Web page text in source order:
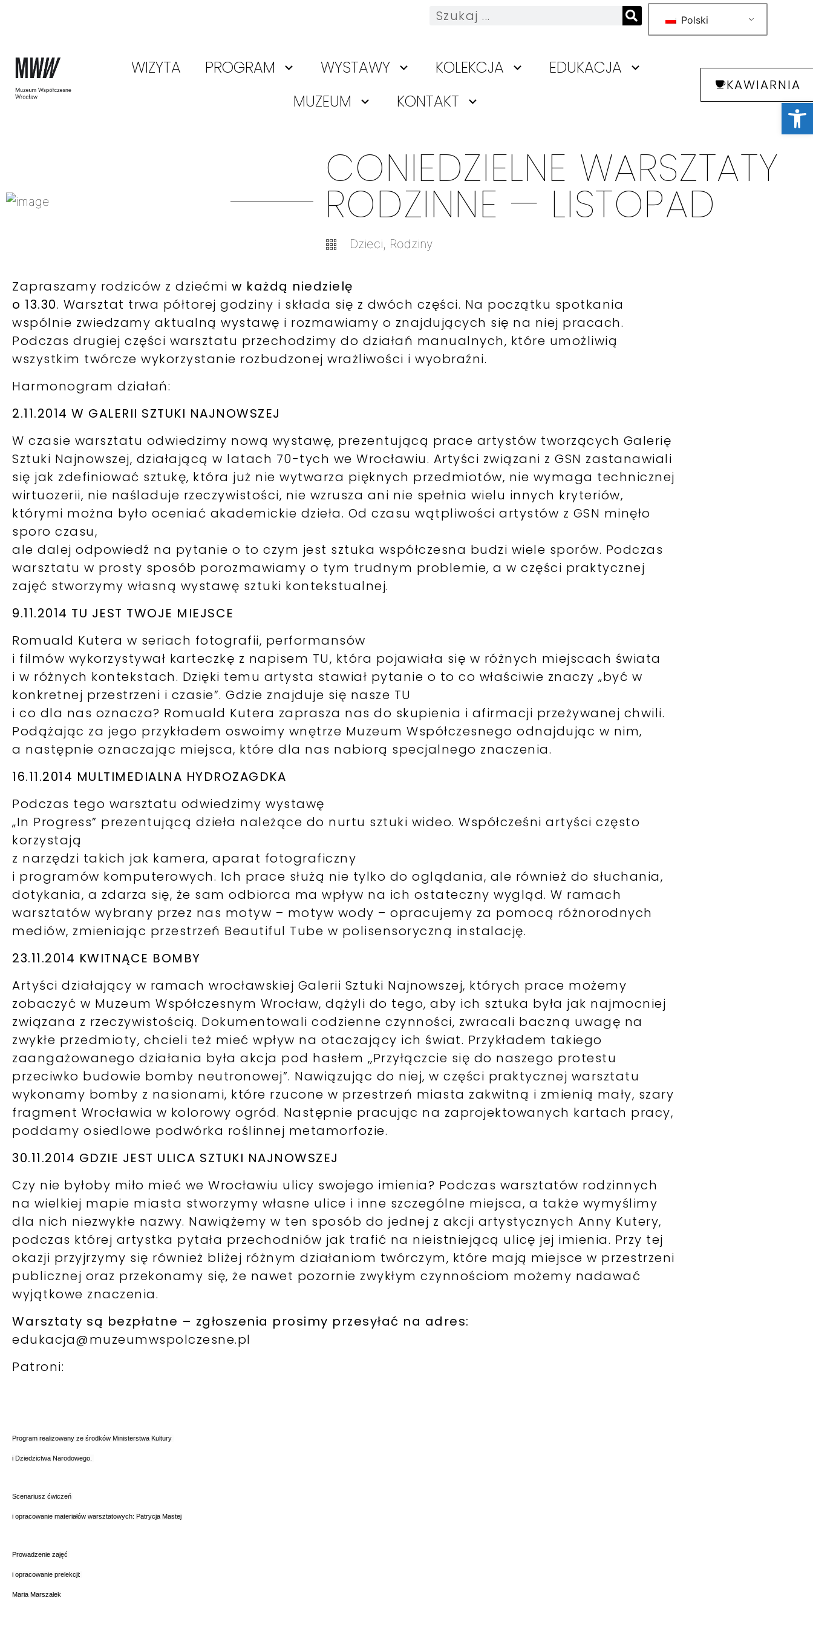
Polski
WIZYTA PROGRAM WYSTAWY KOLEKCJA
EDUKACJA
MUZEUM
KONTAKT
KAWIARNIA
CONIEDZIELNE WARSZTATY
RODZINNE — LISTOPAD
Dzieci, Rodziny
Zapraszamy rodziców z dziećmi w każdą niedzielę
o 13.30. Warsztat trwa półtorej godziny i składa się z dwóch części. Na początku spotkania
wspólnie zwiedzamy aktualną wystawę i rozmawiamy o znajdujących się na niej pracach.
Podczas drugiej części warsztatu przechodzimy do działań manualnych, które umożliwią
wszystkim twórcze wykorzystanie rozbudzonej wrażliwości i wyobraźni.
Harmonogram działań:
2.11.2014 W GALERII SZTUKI NAJNOWSZEJ
W czasie warsztatu odwiedzimy nową wystawę, prezentującą prace artystów tworzących Galerię
Sztuki Najnowszej, działającą w latach 70-tych we Wrocławiu. Artyści związani z GSN zastanawiali
się jak zdefiniować sztukę, która już nie wytwarza pięknych przedmiotów, nie wymaga technicznej
wirtuozerii, nie naśladuje rzeczywistości, nie wzrusza ani nie spełnia wielu innych kryteriów,
którymi można było oceniać akademickie dzieła. Od czasu wątpliwości artystów z GSN minęło
sporo czasu,
ale dalej odpowiedź na pytanie o to czym jest sztuka współczesna budzi wiele sporów. Podczas
warsztatu w prosty sposób porozmawiamy o tym trudnym problemie, a w części praktycznej
zajęć stworzymy własną wystawę sztuki kontekstualnej.
9.11.2014 TU JEST TWOJE MIEJSCE
Romuald Kutera w seriach fotografii, performansów
i filmów wykorzystywał karteczkę z napisem TU, która pojawiała się w różnych miejscach świata
i w różnych kontekstach. Dzięki temu artysta stawiał pytanie o to co właściwie znaczy „być w
konkretnej przestrzeni i czasie”. Gdzie znajduje się nasze TU
i co dla nas oznacza? Romuald Kutera zaprasza nas do skupienia i afirmacji przeżywanej chwili.
Podążając za jego przykładem oswoimy wnętrze Muzeum Współczesnego odnajdując w nim,
a następnie oznaczając miejsca, które dla nas nabiorą specjalnego znaczenia.
16.11.2014 MULTIMEDIALNA HYDROZAGDKA
Podczas tego warsztatu odwiedzimy wystawę
„In Progress” prezentującą dzieła należące do nurtu sztuki wideo. Współcześni artyści często
korzystają
z narzędzi takich jak kamera, aparat fotograficzny
i programów komputerowych. Ich prace służą nie tylko do oglądania, ale również do słuchania,
dotykania, a zdarza się, że sam odbiorca ma wpływ na ich ostateczny wygląd. W ramach
warsztatów wybrany przez nas motyw – motyw wody – opracujemy za pomocą różnorodnych
mediów, zmieniając przestrzeń Beautiful Tube w polisensoryczną instalację.
23.11.2014 KWITNĄCE BOMBY
Artyści działający w ramach wrocławskiej Galerii Sztuki Najnowszej, których prace możemy
zobaczyć w Muzeum Współczesnym Wrocław, dążyli do tego, aby ich sztuka była jak najmocniej
związana z rzeczywistością. Dokumentowali codzienne czynności, zwracali baczną uwagę na
zwykłe przedmioty, chcieli też mieć wpływ na otaczający ich świat. Przykładem takiego
zaangażowanego działania była akcja pod hasłem ,,Przyłączcie się do naszego protestu
przeciwko budowie bomby neutronowej”. Nawiązując do niej, w części praktycznej warsztatu
wykonamy bomby z nasionami, które rzucone w przestrzeń miasta zakwitną i zmienią mały, szary
fragment Wrocławia w kolorowy ogród. Następnie pracując na zaprojektowanych kartach pracy,
poddamy osiedlowe podwórka roślinnej metamorfozie.
30.11.2014 GDZIE JEST ULICA SZTUKI NAJNOWSZEJ
Czy nie byłoby miło mieć we Wrocławiu ulicy swojego imienia? Podczas warsztatów rodzinnych
na wielkiej mapie miasta stworzymy własne ulice i inne szczególne miejsca, a także wymyślimy
dla nich niezwykłe nazwy. Nawiążemy w ten sposób do jednej z akcji artystycznych Anny Kutery,
podczas której artystka pytała przechodniów jak trafić na nieistniejącą ulicę jej imienia. Przy tej
okazji przyjrzymy się również bliżej różnym działaniom twórczym, które mają miejsce w przestrzeni
publicznej oraz przekonamy się, że nawet pozornie zwykłym czynnościom możemy nadawać
wyjątkowe znaczenia.
Warsztaty są bezpłatne – zgłoszenia prosimy przesyłać na adres:
edukacja@muzeumwspolczesne.pl
Patroni:
Program realizowany ze środków Ministerstwa Kultury
i Dziedzictwa Narodowego.
Scenariusz ćwiczeń
i opracowanie materiałów warsztatowych: Patrycja Mastej
Prowadzenie zajęć
i opracowanie prelekcji:
Maria Marszałek